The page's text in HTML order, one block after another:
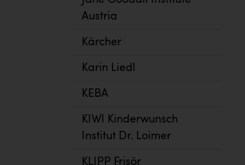
Austria
Kärcher
Karin Liedl
KEBA
KIWI Kinderwunsch
Institut Dr. Loimer
KLIPP Frisör